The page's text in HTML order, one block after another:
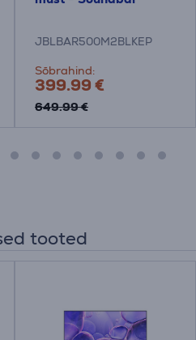
JBLBAR500M2BLKEP
Sõbrahind:
399.99 €
649.99 €
tooted